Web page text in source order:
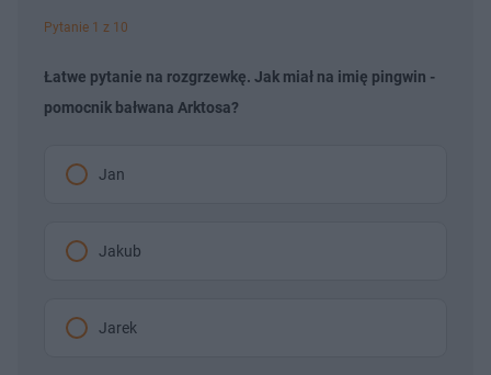
Pytanie 1 z 10
Łatwe pytanie na rozgrzewkę. Jak miał na imię pingwin -
pomocnik bałwana Arktosa?
Jan
Jakub
Jarek